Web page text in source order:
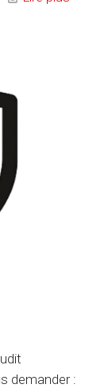
demander :